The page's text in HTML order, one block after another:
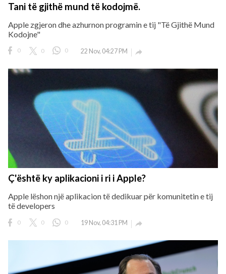
Tani të gjithë mund të kodojmë.
Apple zgjeron dhe azhurnon programin e tij "Të Gjithë Mund
Kodojne"
0 0 0 22 Nov, 04:27 PM 
Ç'është ky aplikacioni i ri i Apple?
Apple lëshon një aplikacion të dedikuar për komunitetin e tij
të developers
0 0 0 19 Nov, 04:31 PM 